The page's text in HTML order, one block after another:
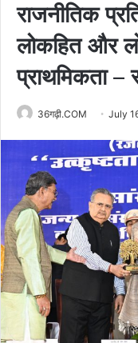
राजनीतिक
लोकहित और
प्राथमिकता –
36गढ़ी.COM July